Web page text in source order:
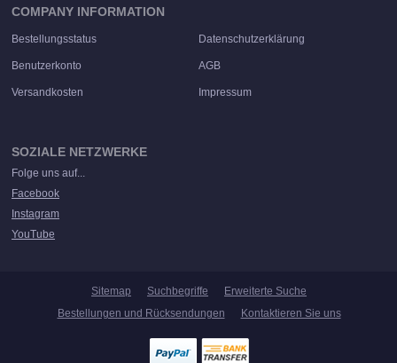
COMPANY INFORMATION
Bestellungsstatus Datenschutzerklärung
Benutzerkonto AGB
Versandkosten Impressum
SOZIALE NETZWERKE
Folge uns auf...
Facebook
Instagram
YouTube
Sitemap Suchbegriffe
Erweiterte Suche
Bestellungen und Rücksendungen
Kontaktieren Sie uns